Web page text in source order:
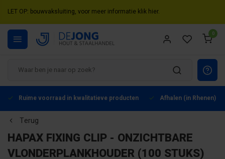
LET OP: bouwvaksluiting, voor meer informatie klik hier.
0
Ruime voorraad in kwalitatieve producten Afhalen (in Rhenen)
Terug
HAPAX FIXING CLIP - ONZICHTBARE
VLONDERPLANKHOUDER (100 STUKS)